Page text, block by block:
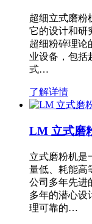
超细立式磨粉
它的设计和研
超细粉碎理论
业设备，包括
式…
了解详情
LM 立式磨
立式磨粉机是
量低、耗能高
公司多年先进
多年的潜心设
理可靠的…